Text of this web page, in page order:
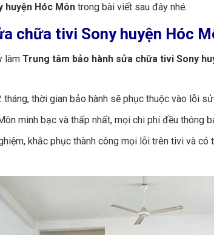
huyện Hóc Môn trong bài viết sau đây nhé.
chữa tivi Sony huyện Hóc
làm Trung tâm bảo hành sửa chữa tivi Sony
thời gian bảo hành sẽ phục thuộc vào lỗi
minh bạc và thấp nhất, mọi chi phí đều thông
khắc phục thành công mọi lỗi trên tivi và có